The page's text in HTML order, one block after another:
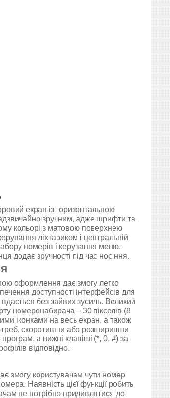
екран із горизонтальною
зручним, адже шрифти та
кольорі з матовою поверхнею
ліхтариком і центральній
номерів і керування меню.
додає зручності під час носіння.
оформлення дає змогу легко
доступності інтерфейсів для
без зайвих зусиль. Великий
номеронабирача – 30 пікселів (8
іконками на весь екран, а також
скоротивши або розширивши
а нижні клавіші (*, 0, #) за
відповідно.
змогу користувачам чути номер
Наявність цієї функції робить
не потрібно придивлятися до